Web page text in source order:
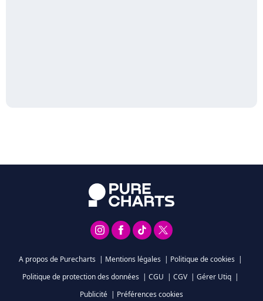
A propos de Purecharts | Mentions légales | Politique de cookies |
Politique de protection des données | CGU | CGV | Gérer Utiq |
Publicité | Préférences cookies